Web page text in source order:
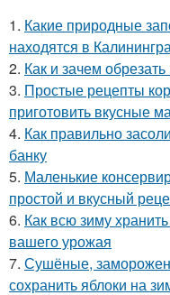
1. Какие природные
находятся в
2. Как и зачем
3. Простые рецепты
приготовить вкусные
4. Как правильно
банку
5. Маленькие
простой и вкусный
6. Как всю зиму
вашего урожая
7. Сушёные,
сохранить яблоки на